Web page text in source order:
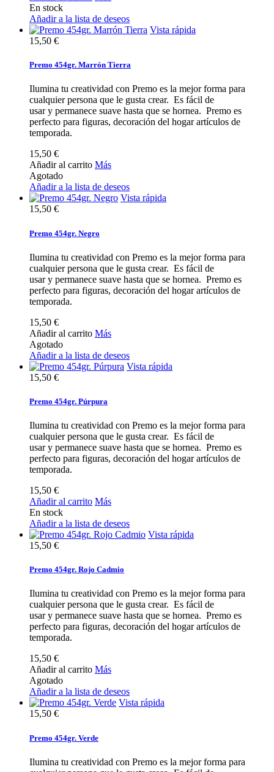
En stock
Añadir a la lista de deseos
Vista rápida
15,50 €
Premo 454gr. Marrón Tierra
Ilumina tu creatividad con Premo es la mejor forma para
cualquier persona que le gusta crear. Es fácil de
usar y permanece suave hasta que se hornea. Premo es
perfecto para figuras, decoración del hogar artículos de
temporada.
15,50 €
Añadir al carrito Más
Agotado
Añadir a la lista de deseos
Vista rápida
15,50 €
Premo 454gr. Negro
Ilumina tu creatividad con Premo es la mejor forma para
cualquier persona que le gusta crear. Es fácil de
usar y permanece suave hasta que se hornea. Premo es
perfecto para figuras, decoración del hogar artículos de
temporada.
15,50 €
Añadir al carrito Más
Agotado
Añadir a la lista de deseos
Vista rápida
15,50 €
Premo 454gr. Púrpura
Ilumina tu creatividad con Premo es la mejor forma para
cualquier persona que le gusta crear. Es fácil de
usar y permanece suave hasta que se hornea. Premo es
perfecto para figuras, decoración del hogar artículos de
temporada.
15,50 €
Añadir al carrito Más
En stock
Añadir a la lista de deseos
Vista rápida
15,50 €
Premo 454gr. Rojo Cadmio
Ilumina tu creatividad con Premo es la mejor forma para
cualquier persona que le gusta crear. Es fácil de
usar y permanece suave hasta que se hornea. Premo es
perfecto para figuras, decoración del hogar artículos de
temporada.
15,50 €
Añadir al carrito Más
Agotado
Añadir a la lista de deseos
Vista rápida
15,50 €
Premo 454gr. Verde
Ilumina tu creatividad con Premo es la mejor forma para